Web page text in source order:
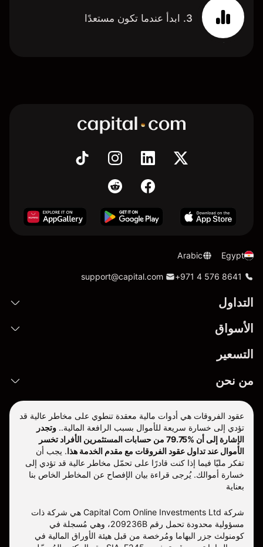
3. ابدأ عندما تكون مستعدًا
Egypt
Arabic
+971 4 576 8641
support@capital.com
التداول
الأسواق
التسعير
من نحن
عقود الفروقات هي أدوات مالية معقدة تنطوي على مخاطر عالية قد
تؤدي إلى خسارة سريعة للأموال بسبب الرافعة المالية.. وتجدر
الإشارة إلى أن %79.75 من حسابات المستثمرين الأفراد تخسر
الأموال عند تداول عقود الفروقات مع مقدم الخدمة هذا. يجب أن
تفكر مليّا فيما إذا كنت قادرًا على تحمّل مخاطر عالية قد تؤدي إلى
خسارة أموالك. يُرجى قراءة بيان الإفصاح عن المخاطر الخاص بنا
بعناية
شركة Capital Com Online Investments Ltd هي شركة ذات
مسؤولية محدودة تحمل رقم 209236B، وهي مُسجلة في
كومنولث جزر البهاما ومُرخصة من قبل هيئة الأوراق المالية في